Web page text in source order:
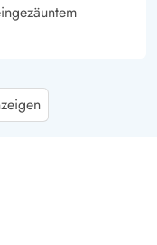
5 von 5
5 out of 5